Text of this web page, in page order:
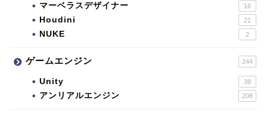
マーベラスデザイナー 16
Houdini 21
NUKE 2
ゲームエンジン 244
Unity 38
アンリアルエンジン 208